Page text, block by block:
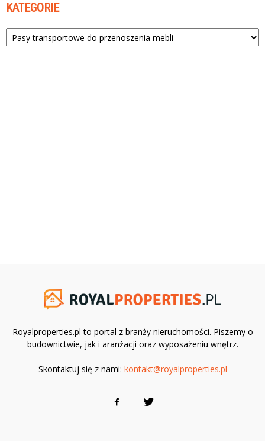
KATEGORIE
Kategorie
Royalproperties.pl to portal z branży nieruchomości. Piszemy o
budownictwie, jak i aranżacji oraz wyposażeniu wnętrz.
Skontaktuj się z nami: kontakt@royalproperties.pl